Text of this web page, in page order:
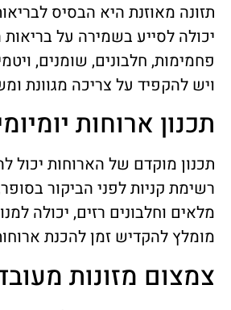
תזונה מאוזנת היא הבסיס
יכולה לסייע בשמירה על
פחמימות, חלבונים, שומנים,
ויש להקפיד על צריכה מגוונת
תכנון ארוחות
תכנון מוקדם של הארוחות יכול
רשימת קניות לפני הביקור
מלאים וחלבונים רזים, יכולה
מומלץ להקדיש זמן להכנת
צמצום מזונות